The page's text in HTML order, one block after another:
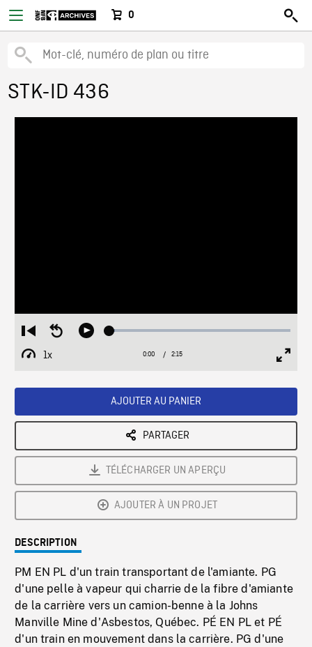
0
STK-ID 436
Restart
from
beginning
Seek
Play Loaded:
1x
Playback
Current
0:00 / Duration
2:15
AJOUTER AU PANIER
PARTAGER
TÉLÉCHARGER UN APERÇU
AJOUTER À UN PROJET
DESCRIPTION
PM EN PL d'un train transportant de l'amiante. PG
d'une pelle à vapeur qui charrie de la fibre d'amiante
de la carrière vers un camion-benne à la Johns
Manville Mine d'Asbestos, Québec. PÉ EN PL et PÉ
d'un train en mouvement dans la carrière. PG d'une